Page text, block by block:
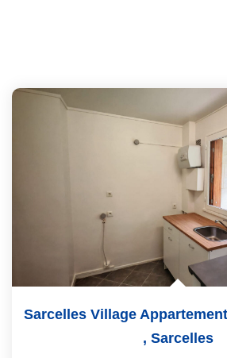
, Sarcelles